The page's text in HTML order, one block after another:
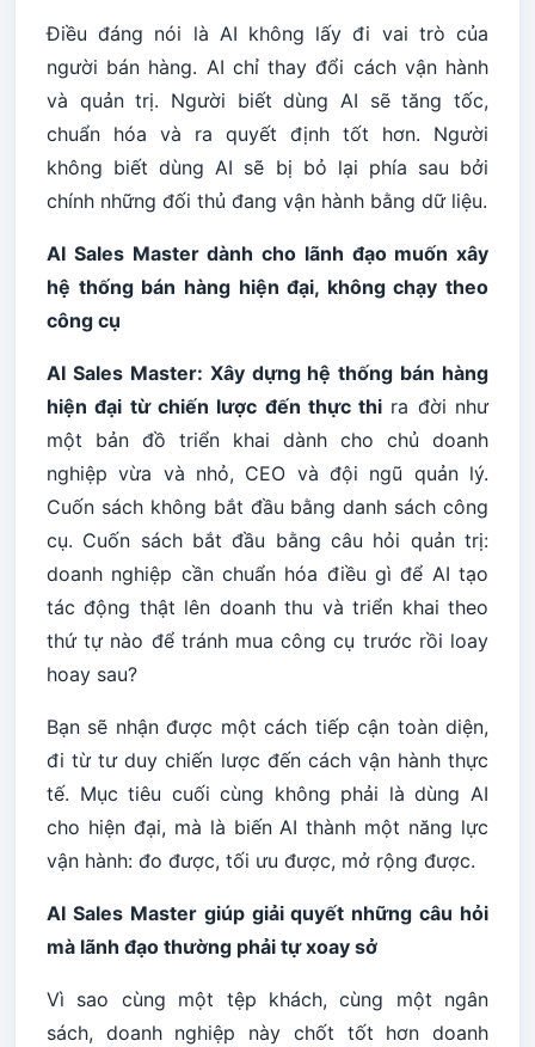
Điều đáng nói là AI không lấy đi vai trò của
người bán hàng. AI chỉ thay đổi cách vận hành
và quản trị. Người biết dùng AI sẽ tăng tốc,
chuẩn hóa và ra quyết định tốt hơn. Người
không biết dùng AI sẽ bị bỏ lại phía sau bởi
chính những đối thủ đang vận hành bằng dữ liệu.
AI Sales Master dành cho lãnh đạo muốn xây
hệ thống bán hàng hiện đại, không chạy theo
công cụ
AI Sales Master: Xây dựng hệ thống bán hàng
hiện đại từ chiến lược đến thực thi ra đời như
một bản đồ triển khai dành cho chủ doanh
nghiệp vừa và nhỏ, CEO và đội ngũ quản lý.
Cuốn sách không bắt đầu bằng danh sách công
cụ. Cuốn sách bắt đầu bằng câu hỏi quản trị:
doanh nghiệp cần chuẩn hóa điều gì để AI tạo
tác động thật lên doanh thu và triển khai theo
thứ tự nào để tránh mua công cụ trước rồi loay
hoay sau?
Bạn sẽ nhận được một cách tiếp cận toàn diện,
đi từ tư duy chiến lược đến cách vận hành thực
tế. Mục tiêu cuối cùng không phải là dùng AI
cho hiện đại, mà là biến AI thành một năng lực
vận hành: đo được, tối ưu được, mở rộng được.
AI Sales Master giúp giải quyết những câu hỏi
mà lãnh đạo thường phải tự xoay sở
Vì sao cùng một tệp khách, cùng một ngân
sách, doanh nghiệp này chốt tốt hơn doanh